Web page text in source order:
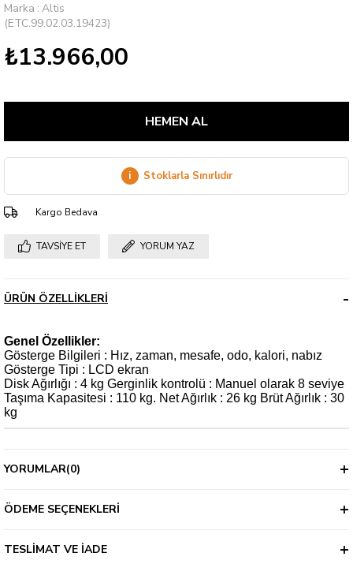
Marka : Altis
(ETC.99.02.03.19423)
₺13.966,00
i Stoklarla Sınırlıdır
Kargo Bedava
TAVSIYE ET YORUM YAZ
ÜRÜN ÖZELLIKLERI
Genel Özellikler:
Gösterge Bilgileri : Hız, zaman, mesafe, odo, kalori, nabız
Gösterge Tipi : LCD ekran
Disk Ağırlığı : 4 kg Gerginlik kontrolü : Manuel olarak 8 seviye
Taşıma Kapasitesi : 110 kg. Net Ağırlık : 26 kg Brüt Ağırlık : 30
kg
YORUMLAR(0)
ÖDEME SEÇENEKLERI
TESLIMAT VE İADE